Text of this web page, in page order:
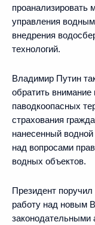
проанализировать
управления
внедрения
технологий.
Владимир Путин
обратить
паводкоопасных
страхования
нанесенный
над вопросами
водных объектов.
Президент поручил
работу над новым
законодательными